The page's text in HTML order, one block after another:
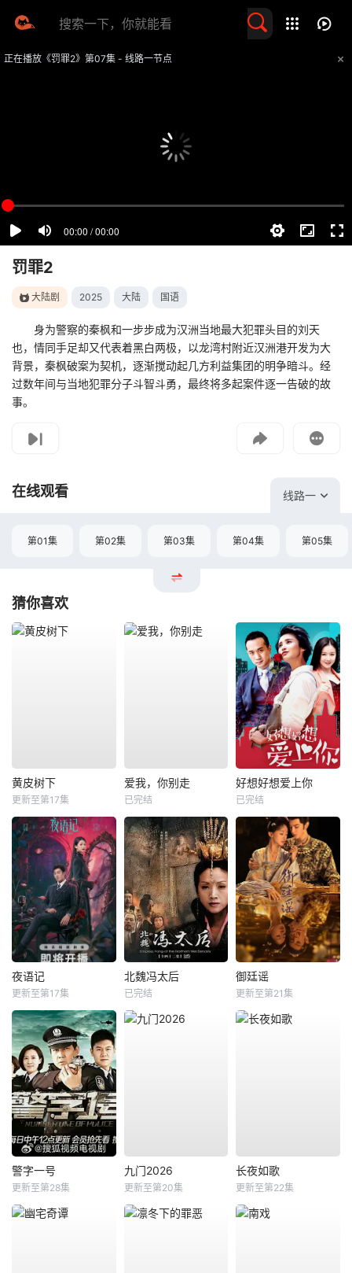
正在播放《罚罪2》第07集 - 线路一节点
罚罪2
大陆剧 2025 大陆 国语
身为警察的秦枫和一步步成为汉洲当地最大犯罪头目的刘天
也，情同手足却又代表着黑白两极，以龙湾村附近汉洲港开发为大
背景，秦枫破案为契机，逐渐搅动起几方利益集团的明争暗斗。经
过数年间与当地犯罪分子斗智斗勇，最终将多起案件逐一告破的故
事。
如遇无法播放请提交给我们
在线观看 线路一
第01集 第02集 第03集 第04集 第05集
猜你喜欢
黄皮树下
更新至第17集
爱我，你别走
已完结
好想好想爱上你
已完结
夜语记
更新至第17集
北魏冯太后
已完结
御廷谣
更新至第21集
警字一号
更新至第28集
九门2026
更新至第20集
长夜如歌
更新至第22集